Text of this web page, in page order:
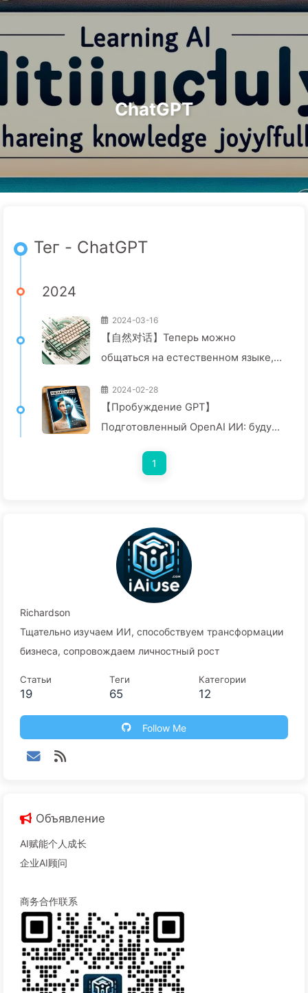
Поиск Главная Архивы Теги
Категории Ссылки Онас 🇷🇺 Русский
ChatGPT
Тег - ChatGPT
2024
2024-03-16
【自然对话】Теперь можно
общаться на естественном языке,
программированию? — Постепенно
2024-02-28
【Пробуждение GPT】
Подготовленный OpenAI ИИ: будут
Постепенно изучаем ИИ 008
1
Richardson
Тщательно изучаем ИИ, способствуем трансформации
бизнеса, сопровождаем личностный рост
Статьи
19
Теги
65
Категории
12
Follow Me
Объявление
AI赋能个人成长
企业AI顾问
商务合作联系